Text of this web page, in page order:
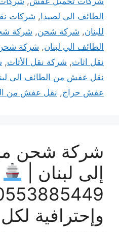
الطائف الى لصيدا, شركات
للبنان, شركة شحن, شركة
الطائف الي لبنان, شركة شحن
نقل اثاث, شركة نقل الأثاث,
نقل عفش من الطائف الى
عفش حراج, نقل عفش من
شركة شحن من
إلى لبنان |
وإحترافية